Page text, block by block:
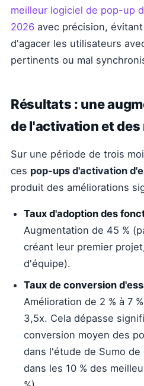
meilleur logiciel de pop-up
2026 avec précision,
d'agacer les utilisateurs
pertinents ou mal
Résultats : une
de l'activation et des
Sur une période de trois
ces pop-ups d'activation
produit des améliorations
Taux d'adoption des
Augmentation de 45 %
créant leur premier
d'équipe).
Taux de conversion
Amélioration de 2 % à 7
3,5x. Cela dépasse
conversion moyen des
dans l'étude de Sumo de
dans les 10 % des